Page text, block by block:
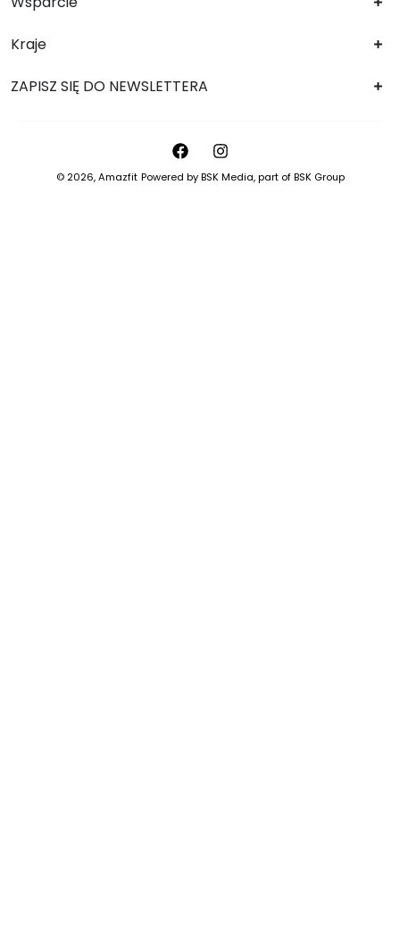
Kraje
ZAPISZ SIĘ DO NEWSLETTERA
© 2026,Amazfit Powered byBSK Media, part ofBSK Group